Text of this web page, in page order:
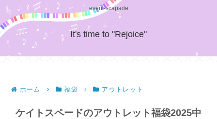
event-scapade
It's time to "Rejoice"
ホーム 福袋 アウトレット
ケイトスペードのアウトレット福袋2025中